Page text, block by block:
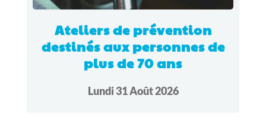
Ateliers de prévention
destinés aux personnes de
plus de 70 ans
Lundi 31 Août 2026